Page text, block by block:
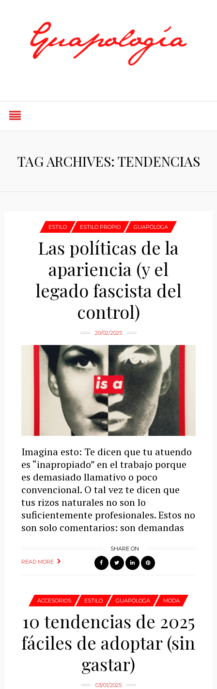
TAG ARCHIVES: TENDENCIAS
ESTILO ESTILO PROPIO GUAPÓLOGA
Las políticas de la
apariencia (y el
legado fascista del
control)
20/02/2025
Imagina esto: Te dicen que tu atuendo
es “inapropiado” en el trabajo porque
es demasiado llamativo o poco
convencional. O tal vez te dicen que
tus rizos naturales no son lo
suficientemente profesionales. Estos no
son solo comentarios: son demandas
READ MORE
SHARE ON
ACCESORIOS ESTILO GUAPÓLOGA MODA
10 tendencias de 2025
fáciles de adoptar (sin
gastar)
03/01/2025